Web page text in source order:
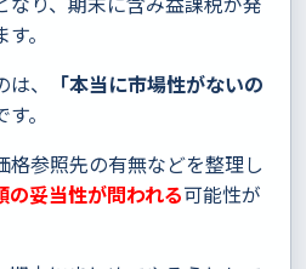
。
、
「本当に市場性がないの
す。
参照先の有無などを整理し
の妥当性が問われる可能性が